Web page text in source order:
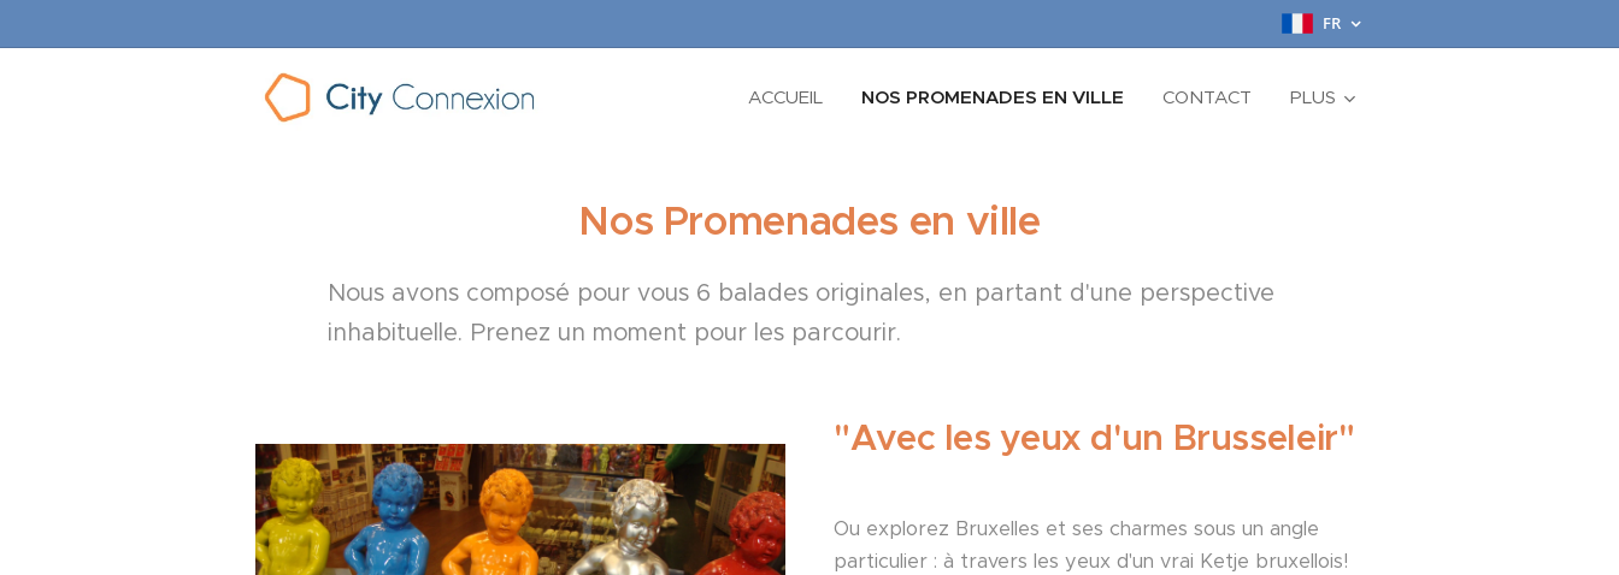
FR
ACCUEIL NOS PROMENADES EN VILLE CONTACT PLUS
Nos Promenades en ville
Nous avons composé pour vous 6 balades originales, en partant d'une perspective
inhabituelle. Prenez un moment pour les parcourir.
"Avec les yeux d'un Brusseleir"
Ou explorez Bruxelles et ses charmes sous un angle
particulier : à travers les yeux d'un vrai Ketje bruxellois!